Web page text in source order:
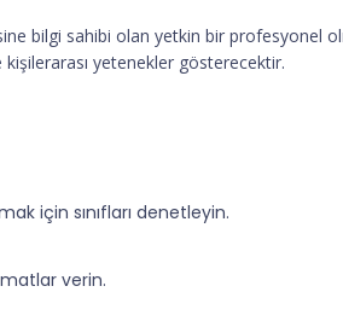
bilgi sahibi olan yetkin bir profesyonel
kişilerarası yetenekler gösterecektir.
için sınıfları denetleyin.
verin.